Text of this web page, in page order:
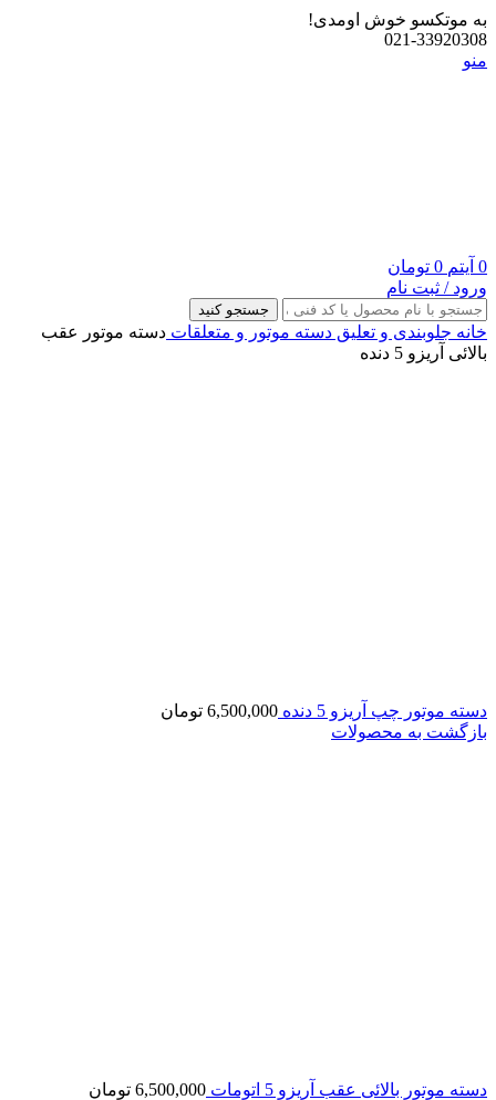
به موتکسو خوش اومدی!
021-33920308
منو
0 آیتم 0 تومان
ورود / ثبت نام
جستجو کنید
خانه جلوبندی و تعلیق دسته موتور و متعلقات دسته موتور عقب
بالائی آریزو 5 دنده
دسته موتور چپ آریزو 5 دنده 6,500,000 تومان
بازگشت به محصولات
دسته موتور بالائی عقب آریزو 5 اتومات 6,500,000 تومان